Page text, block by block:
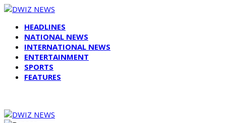
HEADLINES
NATIONAL NEWS
INTERNATIONAL NEWS
ENTERTAINMENT
SPORTS
FEATURES